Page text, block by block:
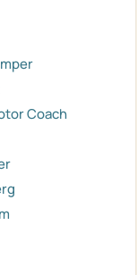
Coach